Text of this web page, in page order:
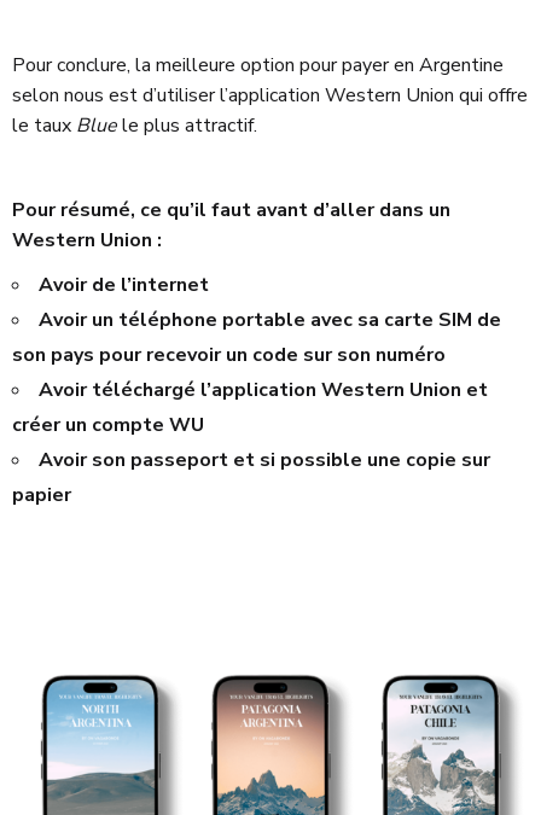
Pour conclure, la meilleure option pour payer en Argentine
selon nous est d’utiliser l’application Western Union qui offre
le taux Bluele plus attractif.
Pour résumé, ce qu’il faut avant d’aller dans un
Western Union :
Avoir de l’internet
Avoir un téléphone portable avec sa carte SIM de
son pays pour recevoir un code sur son numéro
Avoir téléchargé l’application Western Union et
créer un compte WU
Avoir son passeport et si possible une copie sur
papier